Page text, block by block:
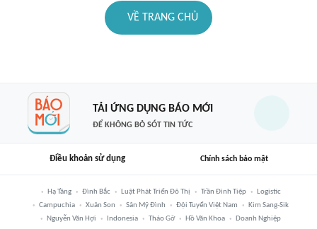
VỀ TRANG CHỦ
TẢI ỨNG DỤNG BÁO MỚI
ĐỂ KHÔNG BỎ SÓT TIN TỨC
Điều khoản sử dụng Chính sách bảo mật
Hạ Tầng Đình Bắc Luật Phát Triển Đô Thị Trần Đình Tiệp
Logistic
Campuchia
Xuân Son Sân Mỹ Đình Đội Tuyển Việt Nam
Kim Sang-Sik
Nguyễn Văn Hợi
Indonesia Tháo Gỡ Hồ Văn Khoa
Doanh Nghiệp